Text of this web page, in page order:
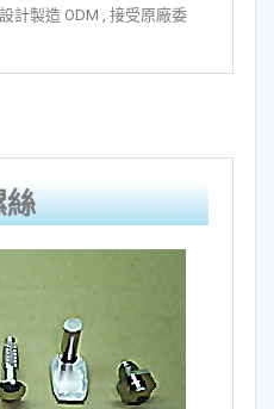
計製造 ODM , 接受原廠委
絲